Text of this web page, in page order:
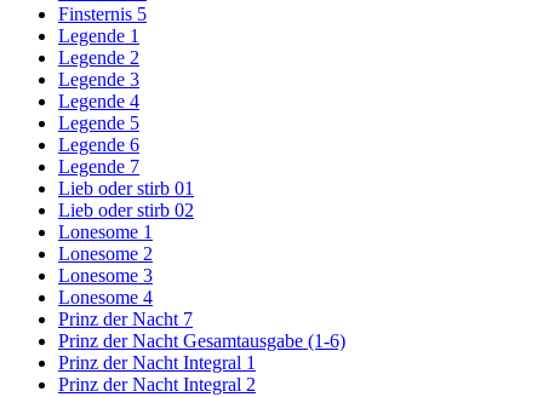
Finsternis 5
Legende 1
Legende 2
Legende 3
Legende 4
Legende 5
Legende 6
Legende 7
Lieb oder stirb 01
Lieb oder stirb 02
Lonesome 1
Lonesome 2
Lonesome 3
Lonesome 4
Prinz der Nacht 7
Prinz der Nacht Gesamtausgabe (1-6)
Prinz der Nacht Integral 1
Prinz der Nacht Integral 2